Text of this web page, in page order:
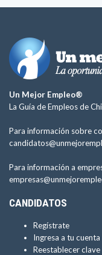
Un Mejor Empleo®
La Guía de Empleos de
Para información sobre
Para información a
CANDIDATOS
Regístrate
Ingresa a tu cuenta
Reestablecer clave